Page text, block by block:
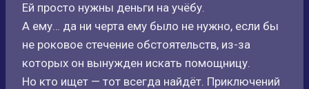
Ей просто нужны деньги на учёбу.
А ему… да ни черта ему было не нужно, если бы
не роковое стечение обстоятельств, из-за
которых он вынужден искать помощницу.
Но кто ищет — тот всегда найдёт. Приключений